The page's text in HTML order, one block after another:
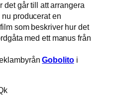
det går till att arrangera
producerat en
som beskriver hur det
med ett manus från
Gobolitoi